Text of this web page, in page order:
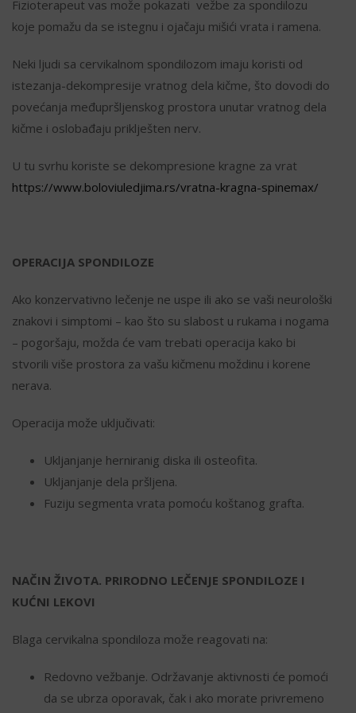
Fizioterapeut vas može pokazati vežbe za spondilozu
koje pomažu da se istegnu i ojačaju mišići vrata i ramena.
Neki ljudi sa cervikalnom spondilozom imaju koristi od
istezanja-dekompresije vratnog dela kičme, što dovodi do
povećanja međupršljenskog prostora unutar vratnog dela
kičme i oslobađaju priklješten nerv.
U tu svrhu koriste se dekompresione kragne za vrat
https://www.boloviuledjima.rs/vratna-kragna-spinemax/
OPERACIJA SPONDILOZE
Ako konzervativno lečenje ne uspe ili ako se vaši neurološki
znakovi i simptomi – kao što su slabost u rukama i nogama
– pogoršaju, možda će vam trebati operacija kako bi
stvorili više prostora za vašu kičmenu moždinu i korene
nerava.
Operacija može uključivati:
Ukljanjanje herniranig diska ili osteofita.
Ukljanjanje dela pršljena.
Fuziju segmenta vrata pomoću koštanog grafta.
NAČIN ŽIVOTA. PRIRODNO LEČENJE SPONDILOZE I
KUĆNI LEKOVI
Blaga cervikalna spondiloza može reagovati na:
Redovno vežbanje. Održavanje aktivnosti će pomoći
da se ubrza oporavak, čak i ako morate privremeno